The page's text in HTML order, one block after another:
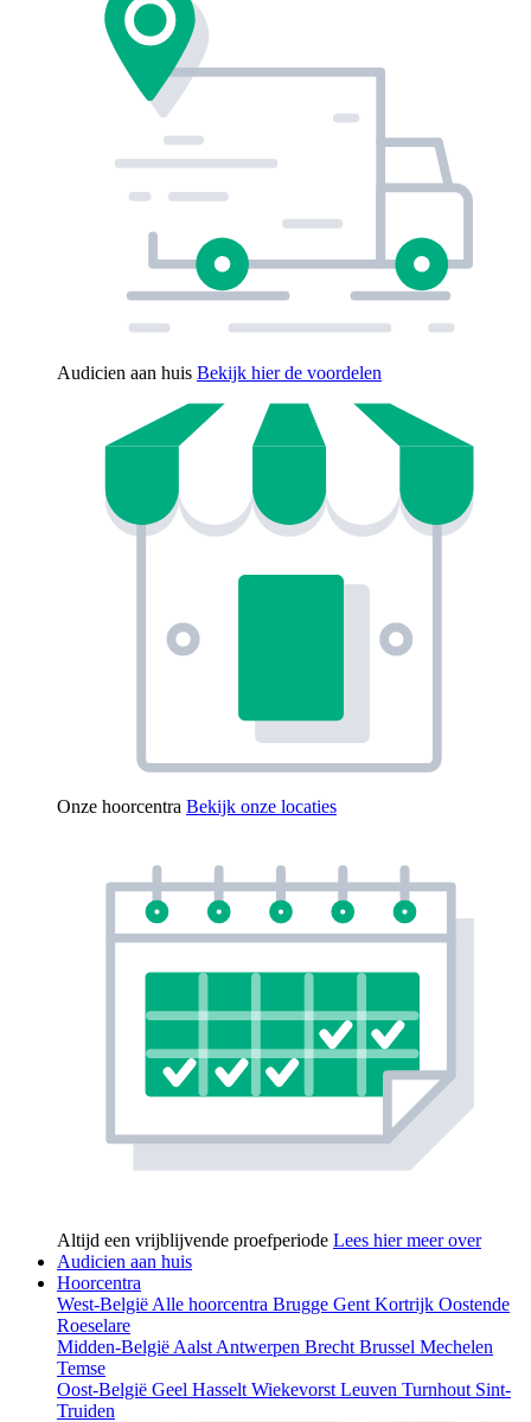
Audicien aan huis Bekijk hier de voordelen
Onze hoorcentra Bekijk onze locaties
Altijd een vrijblijvende proefperiode Lees hier meer over
Audicien aan huis
Hoorcentra
West-België Alle hoorcentra Brugge Gent Kortrijk Oostende
Roeselare
Midden-België Aalst Antwerpen Brecht Brussel Mechelen
Temse
Oost-België Geel Hasselt Wiekevorst Leuven Turnhout Sint-
Truiden